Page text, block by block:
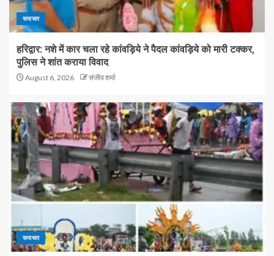
समाचार
हरिद्वार: नशे में कार चला रहे कांवड़िये ने पैदल कांवड़िये को मारी टक्कर,
पुलिस ने शांत कराया विवाद
August 6, 2026 संजीव शर्मा
समाचार